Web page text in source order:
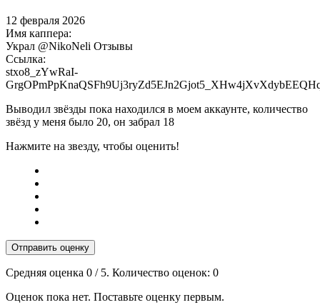
12 февраля 2026
Имя каппера:
Украл @NikoNeli Отзывы
Ссылка:
stxo8_zYwRaI-
Выводил звёзды пока находился в моем аккаунте, количество
звёзд у меня было 20, он забрал 18
Нажмите на звезду, чтобы оценить!
Отправить оценку
Средняя оценка 0 / 5. Количество оценок: 0
Оценок пока нет. Поставьте оценку первым.